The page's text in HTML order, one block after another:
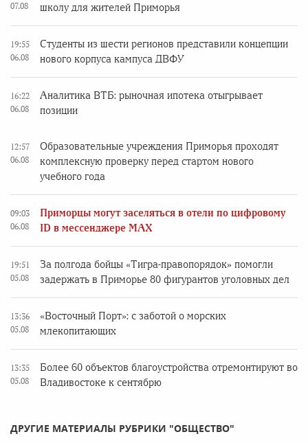
07.08
школу для жителей Приморья
19:55
06.08
Студенты из шести регионов представили концепции
нового корпуса кампуса ДВФУ
16:22
06.08
Аналитика ВТБ: рыночная ипотека отыгрывает
позиции
12:57
06.08
Образовательные учреждения Приморья проходят
комплексную проверку перед стартом нового
учебного года
09:03
06.08
Приморцы могут заселяться в отели по цифровому
ID в мессенджере MAX
19:51
05.08
За полгода бойцы «Тигра-правопорядок» помогли
задержать в Приморье 80 фигурантов уголовных дел
13:36
05.08
«Восточный Порт»: с заботой о морских
млекопитающих
13:35
05.08
Более 60 объектов благоустройства отремонтируют во
Владивостоке к сентябрю
ДРУГИЕ МАТЕРИАЛЫ РУБРИКИ "ОБЩЕСТВО"